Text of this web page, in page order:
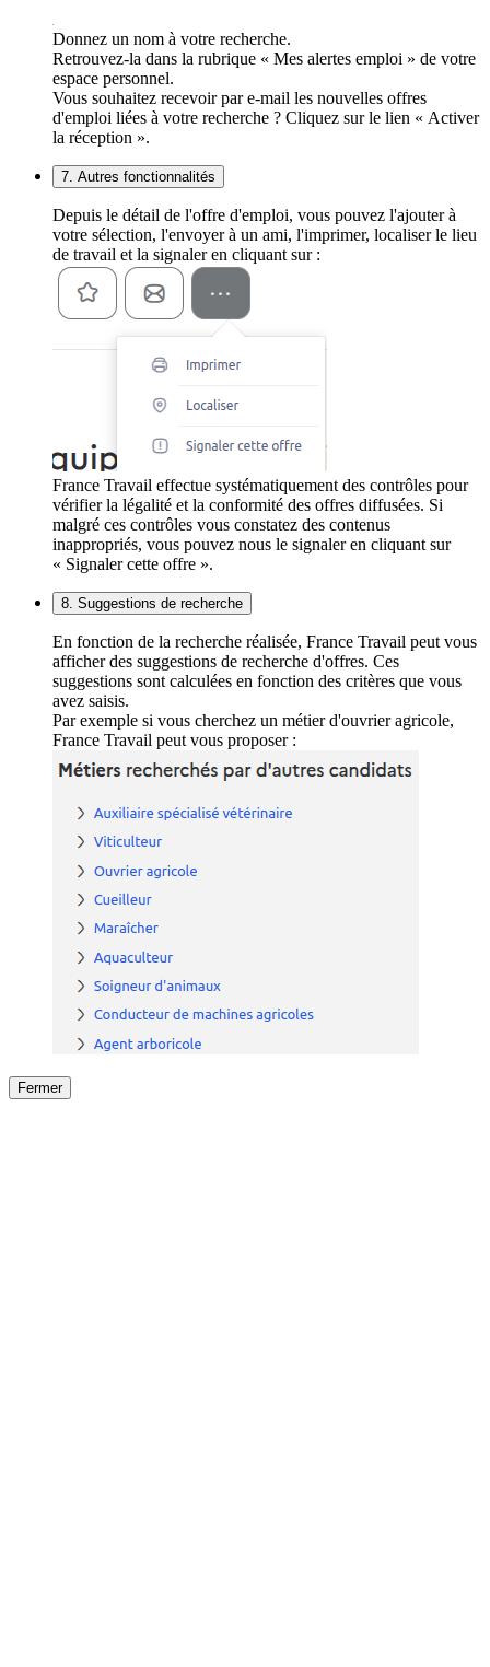
Donnez un nom à votre recherche.
Retrouvez-la dans la rubrique « Mes alertes emploi » de votre
espace personnel.
Vous souhaitez recevoir par e-mail les nouvelles offres
d'emploi liées à votre recherche ? Cliquez sur le lien « Activer
la réception ».
7. Autres fonctionnalités
Depuis le détail de l'offre d'emploi, vous pouvez l'ajouter à
votre sélection, l'envoyer à un ami, l'imprimer, localiser le lieu
de travail et la signaler en cliquant sur :
France Travail effectue systématiquement des contrôles pour
vérifier la légalité et la conformité des offres diffusées. Si
malgré ces contrôles vous constatez des contenus
inappropriés, vous pouvez nous le signaler en cliquant sur
« Signaler cette offre ».
8. Suggestions de recherche
En fonction de la recherche réalisée, France Travail peut vous
afficher des suggestions de recherche d'offres. Ces
suggestions sont calculées en fonction des critères que vous
avez saisis.
Par exemple si vous cherchez un métier d'ouvrier agricole,
France Travail peut vous proposer :
Fermer